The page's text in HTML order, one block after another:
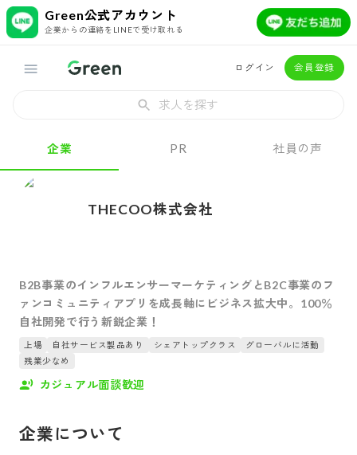
Green公式アカウント
企業からの連絡をLINEで受け取れる
ログイン 会員登録
求人を探す
企業 PR 社員の声
THECOO株式会社
B2B事業のインフルエンサーマーケティングとB2C事業のフ
ァンコミュニティアプリを成長軸にビジネス拡大中。100％
自社開発で行う新鋭企業！
上場 自社サービス製品あり シェアトップクラス
グローバルに活動
残業少なめ
カジュアル面談歓迎
企業について